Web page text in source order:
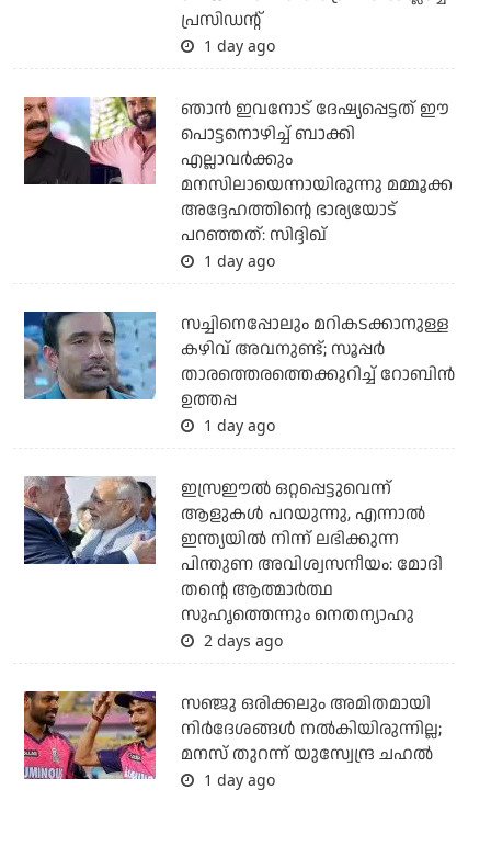
പ്രസിഡന്റ്
1 day ago
ഞാന്‍ ഇവനോട് ദേഷ്യപ്പെട്ടത് ഈ
പൊട്ടനൊഴിച്ച് ബാക്കി
എല്ലാവര്‍ക്കും
മനസിലായെന്നായിരുന്നു മമ്മൂക്ക
അദ്ദേഹത്തിന്റെ ഭാര്യയോട്
പറഞ്ഞത്: സിദ്ദിഖ്
1 day ago
സച്ചിനെപ്പോലും മറികടക്കാനുള്ള
കഴിവ് അവനുണ്ട്; സൂപ്പര്‍
താരത്തെരത്തെക്കുറിച്ച് റോബിന്‍
ഉത്തപ്പ
1 day ago
ഇസ്രഈല്‍ ഒറ്റപ്പെട്ടുവെന്ന്
ആളുകള്‍ പറയുന്നു, എന്നാല്‍
ഇന്ത്യയില്‍ നിന്ന് ലഭിക്കുന്ന
പിന്തുണ അവിശ്വസനീയം: മോദി
തന്റെ ആത്മാര്‍ത്ഥ
സുഹൃത്തെന്നും നെതന്യാഹു
2 days ago
സഞ്ജു ഒരിക്കലും അമിതമായി
നിര്‍ദേശങ്ങള്‍ നല്‍കിയിരുന്നില്ല;
മനസ് തുറന്ന് യുസ്വേന്ദ്ര ചഹല്‍
1 day ago